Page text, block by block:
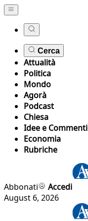
Cerca
Attualità
Politica
Mondo
Agorà
Podcast
Chiesa
Idee e Commenti
Economia
Rubriche
Abbonati
Accedi
August 6, 2026